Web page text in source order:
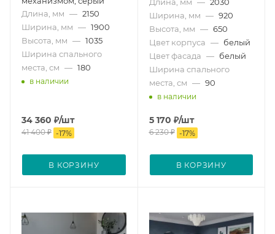
Длина, мм — 2150
Ширина, мм — 1900
Высота, мм — 1035
Ширина спального
места, см — 180
в наличии
34 360 ₽/шт
41 400₽ -17%
В КОРЗИНУ
Ширина, мм — 920
Высота, мм — 650
Цвет корпуса — белый
Цвет фасада — белый
Ширина спального
места, см — 90
в наличии
5 170 ₽/шт
6 230₽ -17%
В КОРЗИНУ